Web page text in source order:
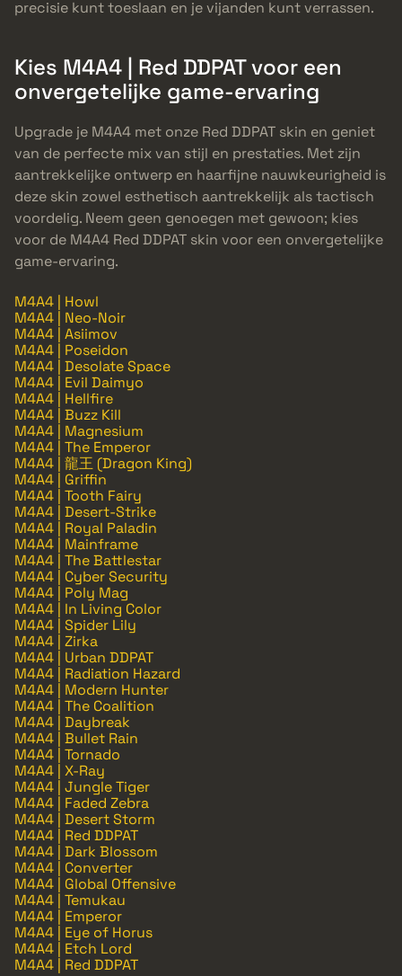
precisie kunt toeslaan en je vijanden kunt verrassen.
Kies M4A4 | Red DDPAT voor een
onvergetelijke game-ervaring
Upgrade je M4A4 met onze Red DDPAT skin en geniet
van de perfecte mix van stijl en prestaties. Met zijn
aantrekkelijke ontwerp en haarfijne nauwkeurigheid is
deze skin zowel esthetisch aantrekkelijk als tactisch
voordelig. Neem geen genoegen met gewoon; kies
voor de M4A4 Red DDPAT skin voor een onvergetelijke
game-ervaring.
M4A4 | Howl
M4A4 | Neo-Noir
M4A4 | Asiimov
M4A4 | Poseidon
M4A4 | Desolate Space
M4A4 | Evil Daimyo
M4A4 | Hellfire
M4A4 | Buzz Kill
M4A4 | Magnesium
M4A4 | The Emperor
M4A4 | 龍王 (Dragon King)
M4A4 | Griffin
M4A4 | Tooth Fairy
M4A4 | Desert-Strike
M4A4 | Royal Paladin
M4A4 | Mainframe
M4A4 | The Battlestar
M4A4 | Cyber Security
M4A4 | Poly Mag
M4A4 | In Living Color
M4A4 | Spider Lily
M4A4 | Zirka
M4A4 | Urban DDPAT
M4A4 | Radiation Hazard
M4A4 | Modern Hunter
M4A4 | The Coalition
M4A4 | Daybreak
M4A4 | Bullet Rain
M4A4 | Tornado
M4A4 | X-Ray
M4A4 | Jungle Tiger
M4A4 | Faded Zebra
M4A4 | Desert Storm
M4A4 | Red DDPAT
M4A4 | Dark Blossom
M4A4 | Converter
M4A4 | Global Offensive
M4A4 | Temukau
M4A4 | Emperor
M4A4 | Eye of Horus
M4A4 | Etch Lord
M4A4 | Red DDPAT